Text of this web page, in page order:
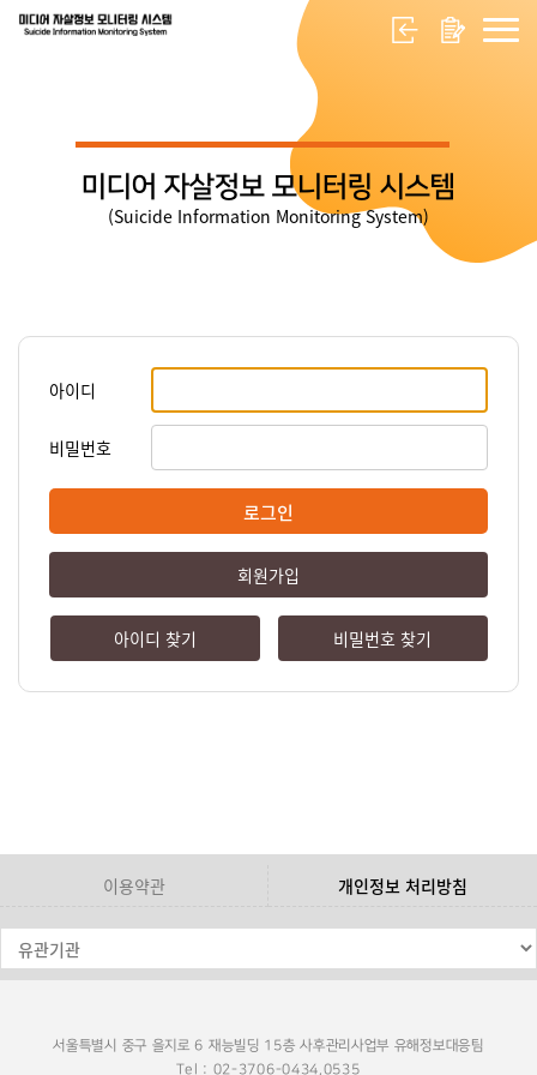
미디어 자살정보 모니터링 시스템
(Suicide Information Monitoring System)
아이디
비밀번호
로그인
회원가입
아이디 찾기 비밀번호 찾기
이용약관 개인정보 처리방침
서울특별시 중구 을지로 6 재능빌딩 15층 사후관리사업부 유해정보대응팀
Tel : 02-3706-0434,0535